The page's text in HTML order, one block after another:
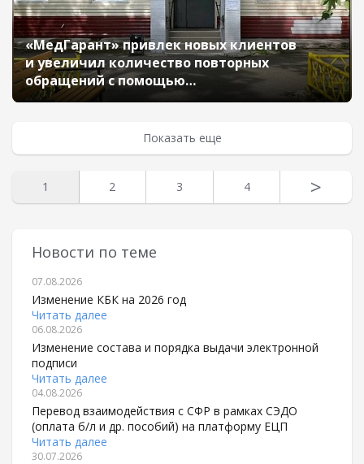
«МедГарант» привлек новых клиентов
и увеличил количество повторных
обращений с помощью
«1С:Медицина.Поликлиника»
Показать еще
1 2 3 4 >
Новости по теме
07.08.2026
Изменение КБК на 2026 год
Читать далее
06.08.2026
Изменение состава и порядка выдачи электронной
подписи
Читать далее
04.08.2026
Перевод взаимодействия с СФР в рамках СЭДО
(оплата б/л и др. пособий) на платформу ЕЦП
Читать далее
30.07.2026